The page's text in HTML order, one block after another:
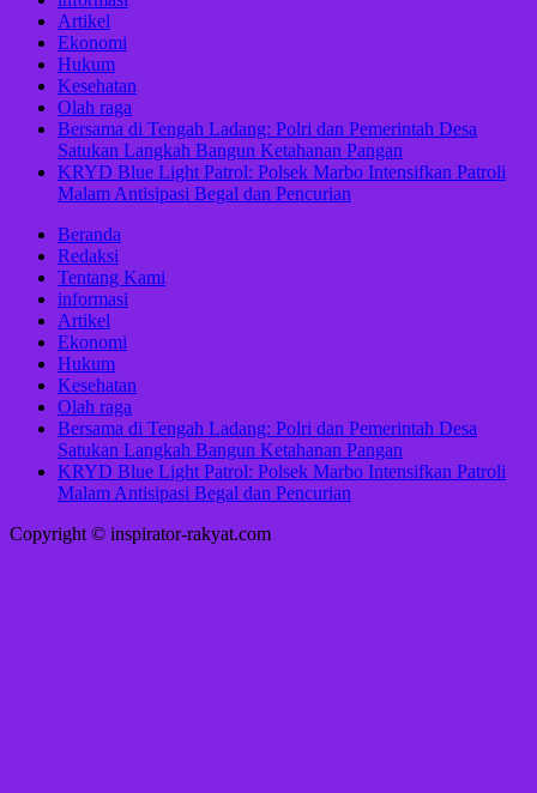
Artikel
Ekonomi
Hukum
Kesehatan
Olah raga
Bersama di Tengah Ladang: Polri dan Pemerintah Desa
Satukan Langkah Bangun Ketahanan Pangan
KRYD Blue Light Patrol: Polsek Marbo Intensifkan Patroli
Malam Antisipasi Begal dan Pencurian
Beranda
Redaksi
Tentang Kami
informasi
Artikel
Ekonomi
Hukum
Kesehatan
Olah raga
Bersama di Tengah Ladang: Polri dan Pemerintah Desa
Satukan Langkah Bangun Ketahanan Pangan
KRYD Blue Light Patrol: Polsek Marbo Intensifkan Patroli
Malam Antisipasi Begal dan Pencurian
Copyright © inspirator-rakyat.com